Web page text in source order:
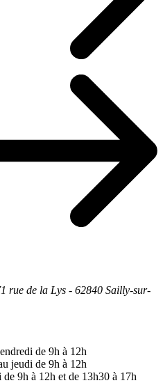
rue de la Lys - 62840 Sailly-sur-
de 9h à 12h
jeudi de 9h à 12h
9h à 12h et de 13h30 à 17h